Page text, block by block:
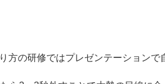
方の研修ではプレゼンテーションで